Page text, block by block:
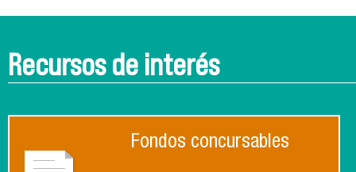
Recursos de interés
Fondos concursables